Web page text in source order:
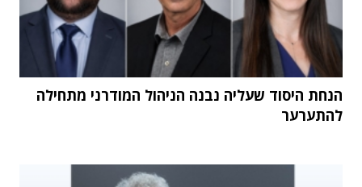
הנחת היסוד שעליה נבנה הניהול המודרני מתחילה
להתערער